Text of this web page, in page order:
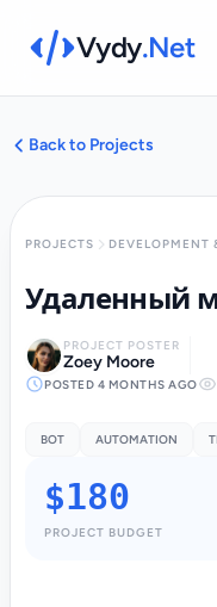
Vydy.Net
Back to Projects
PROJECTS DEVELOPMENT
Удаленный
PROJECT POSTER
Zoey Moore
POSTED 4 MONTHS AGO
BOT AUTOMATION
$180
PROJECT BUDGET